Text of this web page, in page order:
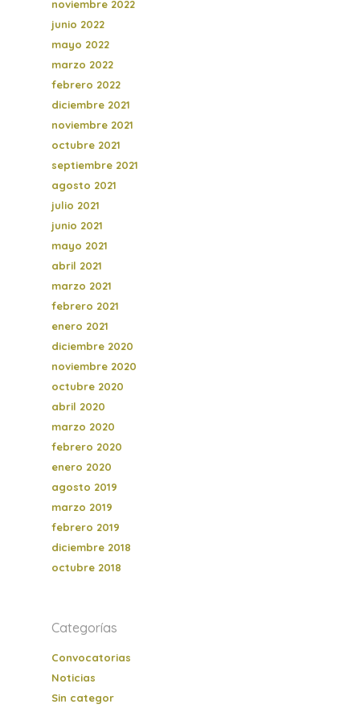
noviembre 2022
junio 2022
mayo 2022
marzo 2022
febrero 2022
diciembre 2021
noviembre 2021
octubre 2021
septiembre 2021
agosto 2021
julio 2021
junio 2021
mayo 2021
abril 2021
marzo 2021
febrero 2021
enero 2021
diciembre 2020
noviembre 2020
octubre 2020
abril 2020
marzo 2020
febrero 2020
enero 2020
agosto 2019
marzo 2019
febrero 2019
diciembre 2018
octubre 2018
Categorías
Convocatorias
Noticias
Sin categor